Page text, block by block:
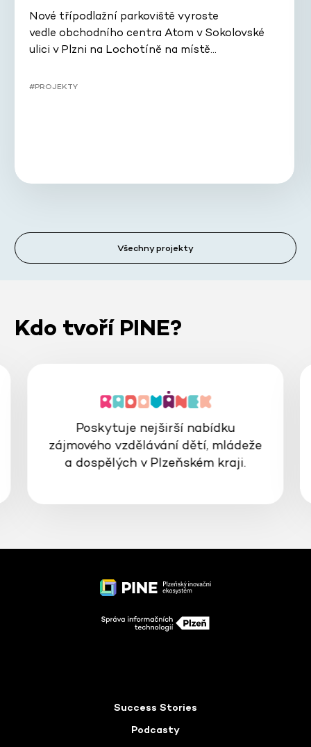
Nové třípodlažní parkoviště vyroste
vedle obchodního centra Atom v Sokolovské
ulici v Plzni na Lochotíně na místě…
#PROJEKTY
Všechny projekty
Kdo tvoří PINE?
Poskytuje nejširší nabídku
zájmového vzdělávání dětí, mládeže
a dospělých v Plzeňském kraji.
Success Stories
Podcasty